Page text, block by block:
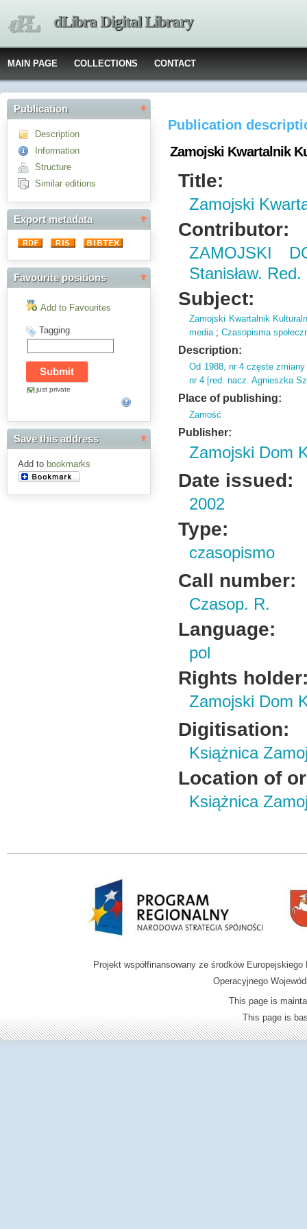
dLibra Digital Library
MAIN PAGE COLLECTIONS CONTACT
Publication
Description
Information
Structure
Similar editions
Export metadata
Favourite positions
Add to Favourites
Tagging
just private
Save this address
Add to bookmarks
Publication
Zamojski Kwartalnik
Title:
Zamojski
Contributor:
ZAMOJSKI
Stanisław. Red.
Subject:
Zamojski Kwartalnik
media;Czasopisma
Description:
Od 1988, nr 4 częste zmiany
nr 4 [red. nacz. Agnieszka
Place of publishing:
Zamość
Publisher:
Zamojski Dom
Date issued:
2002
Type:
czasopismo
Call number:
Czasop. R.
Language:
pol
Rights
Zamojski Dom
Digitisation:
Książnica
Location of
Książnica
Projekt współfinansowany ze środków
Operacyjnego
This page is
This page is